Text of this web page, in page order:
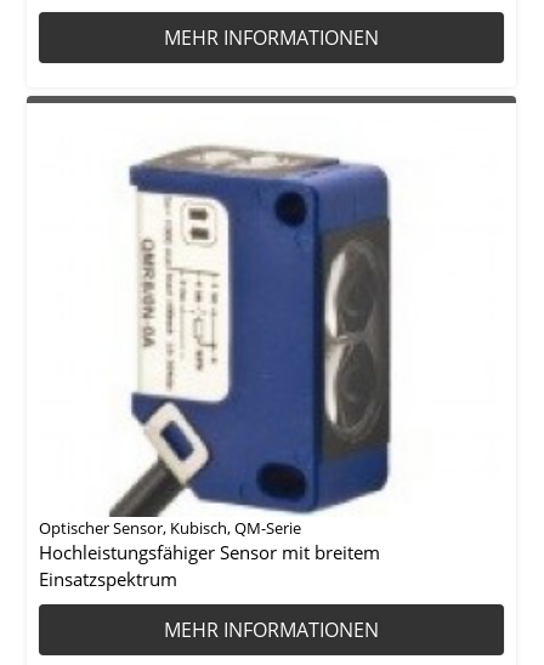
MEHR INFORMATIONEN
Optischer Sensor, Kubisch, QM-Serie
Hochleistungsfähiger Sensor mit breitem
Einsatzspektrum
MEHR INFORMATIONEN